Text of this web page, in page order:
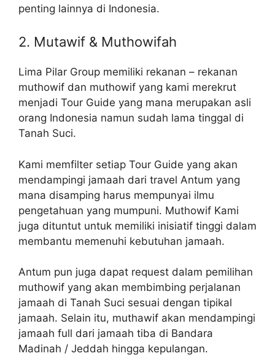
penting lainnya di Indonesia.
2. Mutawif & Muthowifah
Lima Pilar Group memiliki rekanan – rekanan
muthowif dan muthowif yang kami merekrut
menjadi Tour Guide yang mana merupakan asli
orang Indonesia namun sudah lama tinggal di
Tanah Suci.
Kami memfilter setiap Tour Guide yang akan
mendampingi jamaah dari travel Antum yang
mana disamping harus mempunyai ilmu
pengetahuan yang mumpuni. Muthowif Kami
juga dituntut untuk memiliki inisiatif tinggi dalam
membantu memenuhi kebutuhan jamaah.
Antum pun juga dapat request dalam pemilihan
muthowif yang akan membimbing perjalanan
jamaah di Tanah Suci sesuai dengan tipikal
jamaah. Selain itu, muthawif akan mendampingi
jamaah full dari jamaah tiba di Bandara
Madinah / Jeddah hingga kepulangan.